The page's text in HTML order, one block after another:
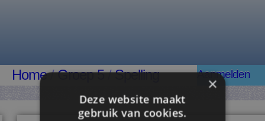
Home/Groep 5/Spelling Aanmelden
×
Deze website maakt
gebruik van cookies.